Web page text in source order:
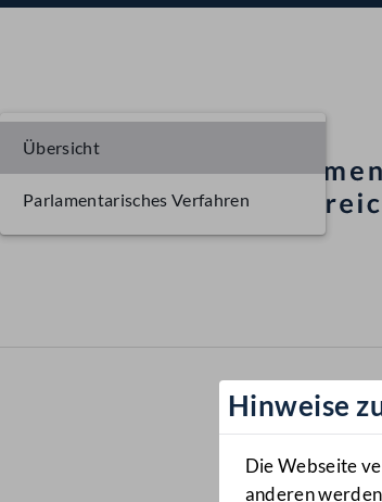
Hinweise
Die Webseite
anderen
Übersicht
Parlamentarisches Verfahren